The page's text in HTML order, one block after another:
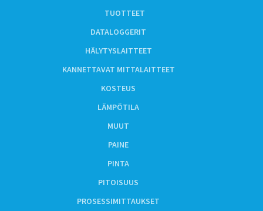
TUOTTEET
DATALOGGERIT
HÄLYTYSLAITTEET
KANNETTAVAT MITTALAITTEET
KOSTEUS
LÄMPÖTILA
MUUT
PAINE
PINTA
PITOISUUS
PROSESSIMITTAUKSET